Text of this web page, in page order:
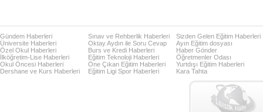
Gündem Haberleri
Üniversite Haberleri
Özel Okul Haberleri
İlköğretim-Lise Haberleri
Okul Öncesi Haberleri
Dershane ve Kurs Haberleri
Sınav ve Rehberlik Haberleri
Oktay Aydın ile Soru Cevap
Burs ve Kredi Haberleri
Eğitim Teknoloji Haberleri
Öne Çıkan Eğitim Haberleri
Eğitim Ligi Spor Haberleri
Sizden Gelen Eğitim Haberleri
Ayın Eğitim dosyası
Haber Gönder
Öğretmenler Odası
Yurtdışı Eğitim Haberleri
Kara Tahta